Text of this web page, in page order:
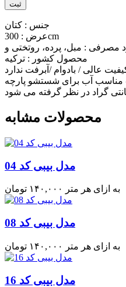
جنس : کتان
عرض : 300cm
محصول کشور : ترکیه
عالی / بادوام /آبرفت ندارد
آب برای شستشو پارچه
محصولات مشابه
مدل بیبی کد 04
۱۴۰,۰۰۰ تومان به ازای هر متر
مدل بیبی کد 08
۱۴۰,۰۰۰ تومان به ازای هر متر
مدل بیبی کد 16